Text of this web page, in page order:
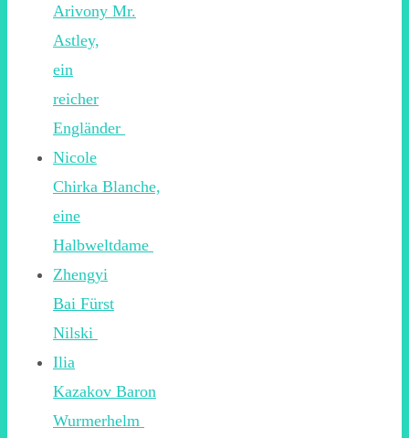
Arivony Mr.
Astley,
ein
reicher
Engländer
Nicole
Chirka Blanche,
eine
Halbweltdame
Zhengyi
Bai Fürst
Nilski
Ilia
Kazakov Baron
Wurmerhelm